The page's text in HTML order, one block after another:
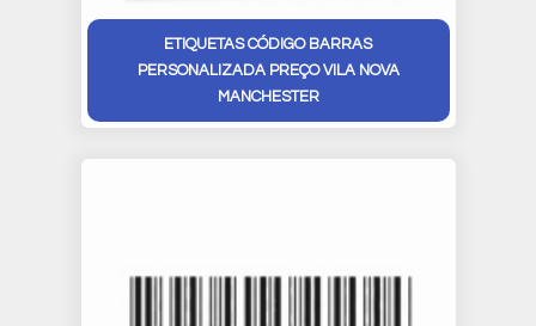
ETIQUETAS CÓDIGO BARRAS
PERSONALIZADA PREÇO VILA NOVA
MANCHESTER